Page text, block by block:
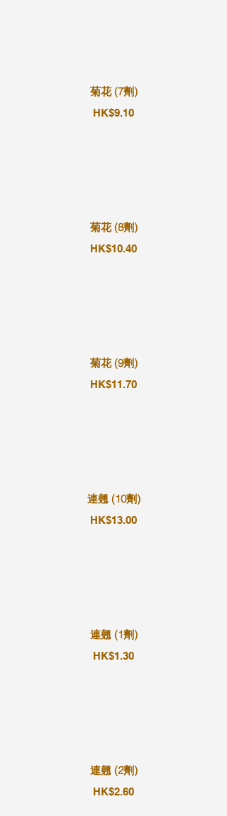
菊花 (7劑)
HK$9.10
菊花 (8劑)
HK$10.40
菊花 (9劑)
HK$11.70
連翹 (10劑)
HK$13.00
連翹 (1劑)
HK$1.30
連翹 (2劑)
HK$2.60